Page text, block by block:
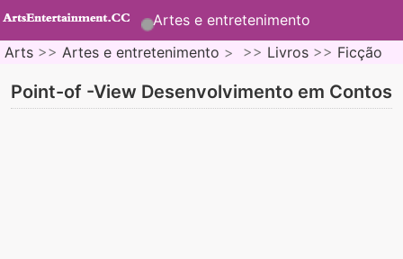
Artes e entretenimento
Arts >> Artes e entretenimento > >> Livros >> Ficção
Point-of -View Desenvolvimento em Contos